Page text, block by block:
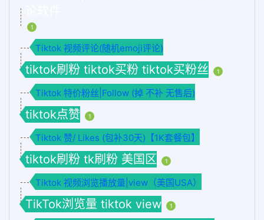
1
Tiktok 视频评论(随机emoji评论)
tiktok刷粉 tiktok买粉 tiktok买粉丝 1
Tiktok 特价粉丝|Follow (掉 不补 无售后)
tiktok点赞 1
Tiktok 赞/ Likes (包补30天)【1K套餐包】
tiktok刷粉 tk刷粉 美国区 1
Tiktok 视频浏览播放量|view（美国USA）
TikTok浏览量 tiktok view 1